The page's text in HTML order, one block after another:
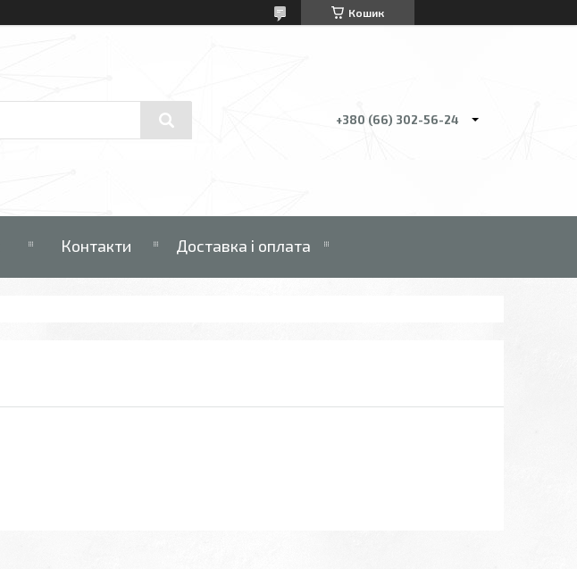
Кошик
+380 (66) 302-56-24
Контакти Доставка і оплата